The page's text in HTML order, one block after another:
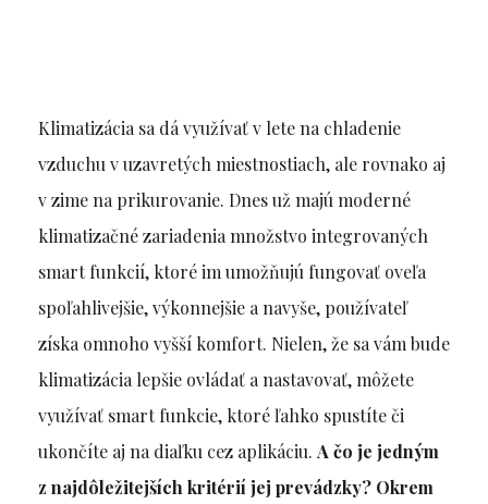
Klimatizácia sa dá využívať v lete na chladenie
vzduchu v uzavretých miestnostiach, ale rovnako aj
v zime na prikurovanie. Dnes už majú moderné
klimatizačné zariadenia množstvo integrovaných
smart funkcií, ktoré im umožňujú fungovať oveľa
spoľahlivejšie, výkonnejšie a navyše, používateľ
získa omnoho vyšší komfort. Nielen, že sa vám bude
klimatizácia lepšie ovládať a nastavovať, môžete
využívať smart funkcie, ktoré ľahko spustíte či
ukončíte aj na diaľku cez aplikáciu. A čo je jedným
z najdôležitejších kritérií jej prevádzky? Okrem